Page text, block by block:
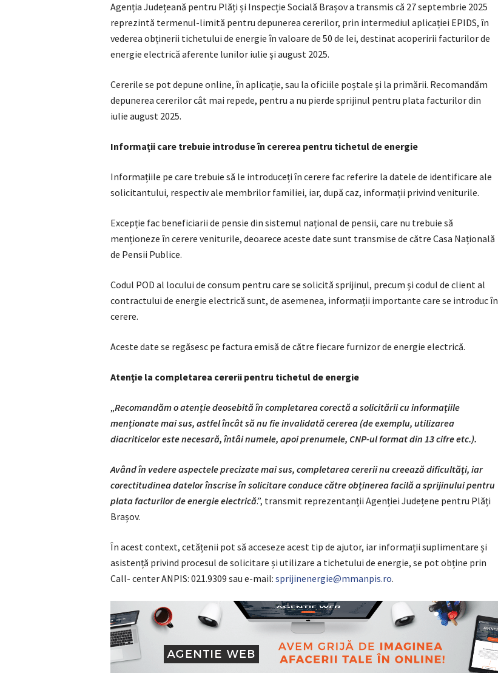
Agenția Județeană pentru Plăți și Inspecție Socială Brașov a transmis că 27 septembrie 2025
reprezintă termenul-limită pentru depunerea cererilor, prin intermediul aplicației EPIDS, în
vederea obținerii tichetului de energie în valoare de 50 de lei, destinat acoperirii facturilor de
energie electrică aferente lunilor iulie și august 2025.
Cererile se pot depune online, în aplicație, sau la oficiile poștale și la primării. Recomandăm
depunerea cererilor cât mai repede, pentru a nu pierde sprijinul pentru plata facturilor din
iulie august 2025.
Informații care trebuie introduse în cererea pentru tichetul de energie
Informațiile pe care trebuie să le introduceți în cerere fac referire la datele de identificare ale
solicitantului, respectiv ale membrilor familiei, iar, după caz, informații privind veniturile.
Excepție fac beneficiarii de pensie din sistemul național de pensii, care nu trebuie să
menționeze în cerere veniturile, deoarece aceste date sunt transmise de către Casa Națională
de Pensii Publice.
Codul POD al locului de consum pentru care se solicită sprijinul, precum și codul de client al
contractului de energie electrică sunt, de asemenea, informații importante care se introduc în
cerere.
Aceste date se regăsesc pe factura emisă de către fiecare furnizor de energie electrică.
Atenţie la completarea cererii pentru tichetul de energie
„Recomandăm o atenție deosebită în completarea corectă a solicitării cu informațiile
menționate mai sus, astfel încât să nu fie invalidată cererea (de exemplu, utilizarea
diacriticelor este necesară, întâi numele, apoi prenumele, CNP-ul format din 13 cifre etc.).
Având în vedere aspectele precizate mai sus, completarea cererii nu creează dificultăți, iar
corectitudinea datelor înscrise în solicitare conduce către obținerea facilă a sprijinului pentru
plata facturilor de energie electrică.”, transmit reprezentanții Agenției Județene pentru Plăți
Brașov.
În acest context, cetățenii pot să acceseze acest tip de ajutor, iar informații suplimentare și
asistență privind procesul de solicitare și utilizare a tichetului de energie, se pot obține prin
Call- center ANPIS: 021.9309 sau e-mail: sprijinenergie@mmanpis.ro.